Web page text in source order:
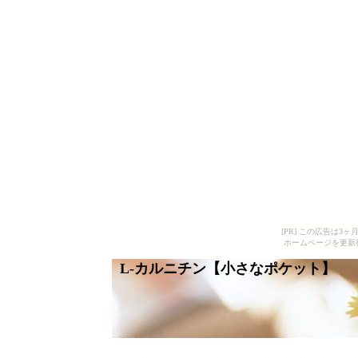
[PR] この広告は3ヶ
ホームページを更
L-カルニチン【小さなポケット】